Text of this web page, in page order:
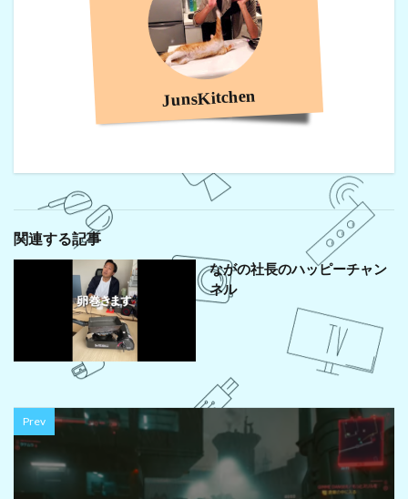
JunsKitchen
関連する記事
ながの社長のハッピーチャン
ネル
Prev